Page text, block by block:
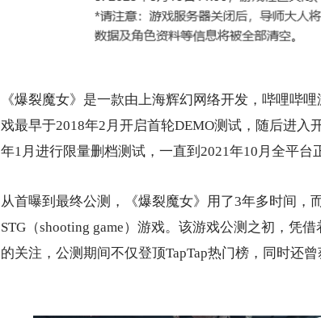
《爆裂魔女》是一款由上海辉幻网络开发，哔哩哔
戏最早于2018年2月开启首轮DEMO测试，随后进入
年1月进行限量删档测试，一直到2021年10月全平台
从首曝到最终公测，《爆裂魔女》用了3年多时间，
STG（shooting game）游戏。该游戏公测之初，凭
的关注，公测期间不仅登顶TapTap热门榜，同时还曾